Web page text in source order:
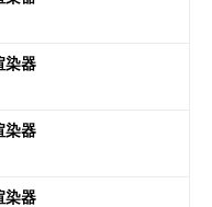
染器
染器
染器